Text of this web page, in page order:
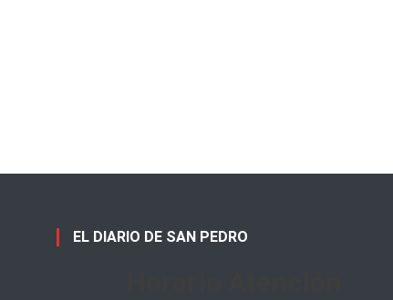
EL DIARIO DE SAN PEDRO